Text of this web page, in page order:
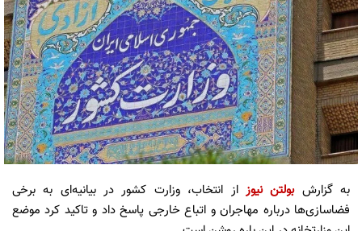
به گزارشبولتن نیوز از انتخاب، وزارت کشور در بیانیه‌ای به برخی
فضاسازی‌ها درباره مهاجران و اتباع خارجی پاسخ داد و تاکید کرد موضع